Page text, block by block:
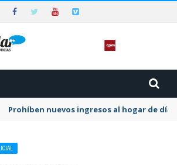
Prohíben nuevos ingresos al hogar de día